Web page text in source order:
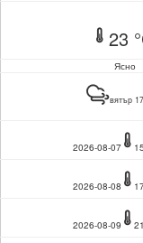
23
Ясно
вятър
2026-08-07
2026-08-08
2026-08-09